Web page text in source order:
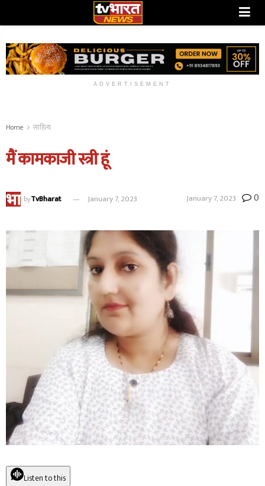
ADVERTISEMENT
Home साहित्य
मैं कामकाजी स्त्री हूं
byTvBharat January 7, 2023 January 7, 2023 0
Listen to this